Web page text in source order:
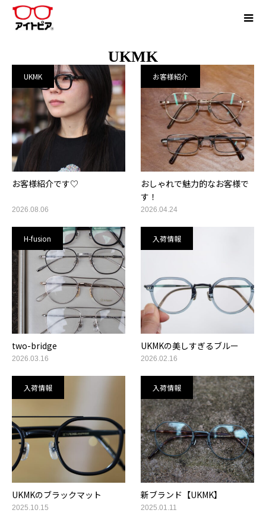
UKMK
UKMK
お客様紹介です♡
2026.08.06
お客様紹介
おしゃれで魅力的なお客様で
す！
2026.04.24
H-fusion
two-bridge
2026.03.16
入荷情報
UKMKの美しすぎるブルー
2026.02.16
入荷情報
UKMKのブラックマット
2025.10.15
入荷情報
新ブランド【UKMK】
2025.01.11